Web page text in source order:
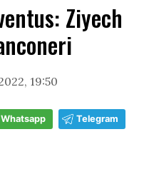
Ziyech
19:50
Whatsapp Telegram